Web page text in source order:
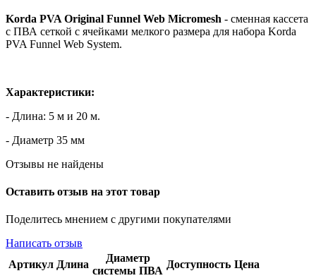
Korda PVA Original Funnel Web Micromesh - сменная кассета
с ПВА сеткой с ячейками мелкого размера для набора Korda
PVA Funnel Web System.
Характеристики:
- Длина: 5 м и 20 м.
- Диаметр 35 мм
Отзывы не найдены
Оставить отзыв на этот товар
Поделитесь мнением с другими покупателями
Написать отзыв
Артикул Длина
Диаметр
системы ПВА
Доступность Цена